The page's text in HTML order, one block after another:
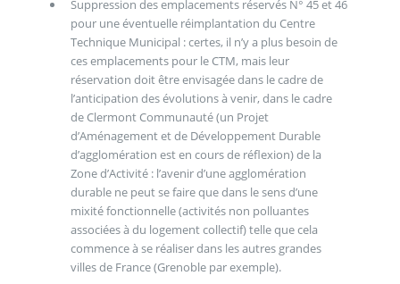
Suppression des emplacements réservés N° 45 et 46
pour une éventuelle réimplantation du Centre
Technique Municipal : certes, il n’y a plus besoin de
ces emplacements pour le CTM, mais leur
réservation doit être envisagée dans le cadre de
l’anticipation des évolutions à venir, dans le cadre
de Clermont Communauté (un Projet
d’Aménagement et de Développement Durable
d’agglomération est en cours de réflexion) de la
Zone d’Activité : l’avenir d’une agglomération
durable ne peut se faire que dans le sens d’une
mixité fonctionnelle (activités non polluantes
associées à du logement collectif) telle que cela
commence à se réaliser dans les autres grandes
villes de France (Grenoble par exemple).